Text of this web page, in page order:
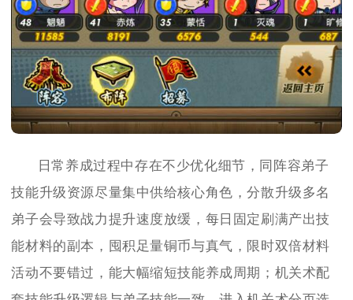
日常养成过程中存在不少优化细节，同阵容弟子
技能升级资源尽量集中供给核心角色，分散升级多名
弟子会导致战力提升速度放缓，每日固定刷满产出技
能材料的副本，囤积足量铜币与真气，限时双倍材料
活动不要错过，能大幅缩短技能养成周期；机关术配